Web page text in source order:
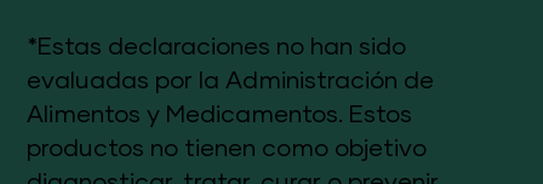
*Estas declaraciones no han sido
evaluadas por la Administración de
Alimentos y Medicamentos. Estos
productos no tienen como objetivo